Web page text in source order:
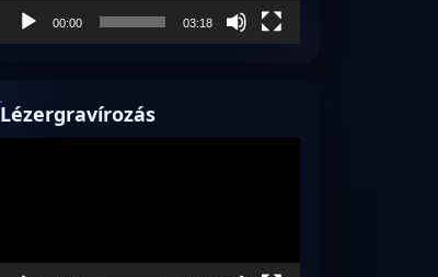
00:00 03:18
Lézergravírozás